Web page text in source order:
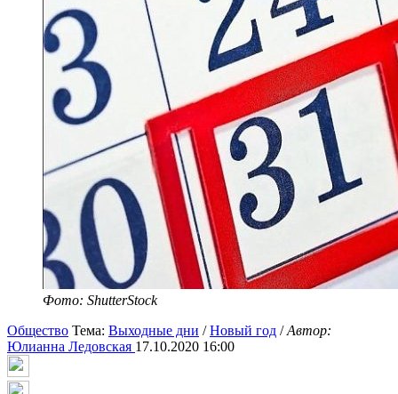
Фото: ShutterStock
Общество Тема: Выходные дни /Новый год /Автор:
Юлианна Ледовская 17.10.2020 16:00